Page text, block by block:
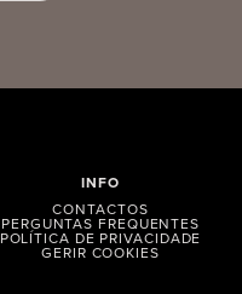
INFO
CONTACTOS
PERGUNTAS FREQUENTES
POLÍTICA DE PRIVACIDADE
GERIR COOKIES